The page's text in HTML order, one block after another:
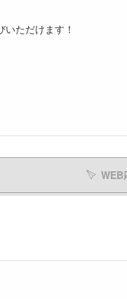
ただけます！
WEB